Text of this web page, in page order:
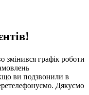
змінився графік роботи
ви подзвонили в
Дякуємо